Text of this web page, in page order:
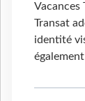
Vacances
Transat
identité